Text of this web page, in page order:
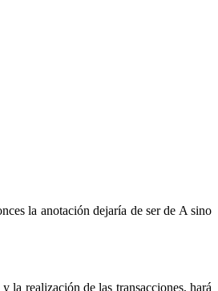
la anotación dejaría de ser de A sino
la realización de las transacciones, hará